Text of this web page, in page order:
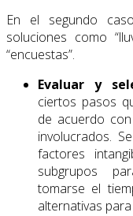
En el segundo
soluciones como
“encuestas”.
Evaluar y
ciertos pasos
de acuerdo
involucrados.
factores
subgrupos
tomarse el
alternativas